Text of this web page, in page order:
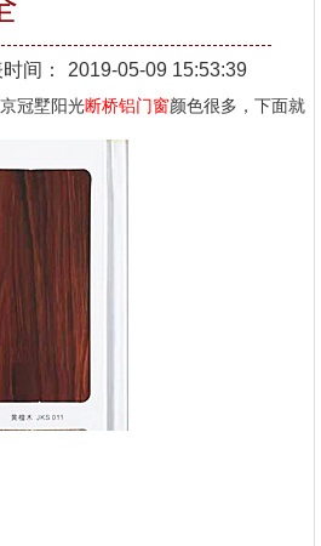
间： 2019-05-09 15:53:39
冠墅阳光断桥铝门窗颜色很多，下面就